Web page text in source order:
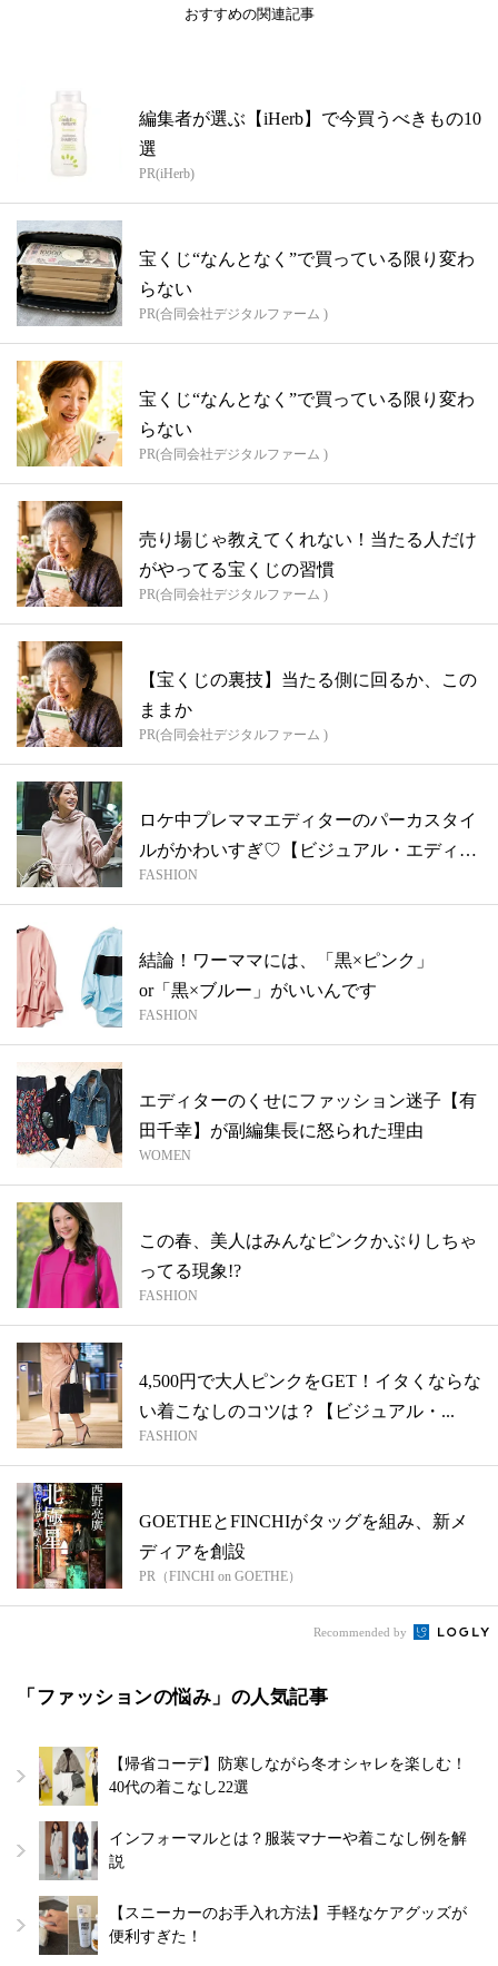
おすすめの関連記事
編集者が選ぶ【iHerb】で今買うべきもの10
選
PR(iHerb)
宝くじ“なんとなく”で買っている限り変わ
らない
PR(合同会社デジタルファーム )
宝くじ“なんとなく”で買っている限り変わ
らない
PR(合同会社デジタルファーム )
売り場じゃ教えてくれない！当たる人だけ
がやってる宝くじの習慣
PR(合同会社デジタルファーム )
【宝くじの裏技】当たる側に回るか、この
ままか
PR(合同会社デジタルファーム )
ロケ中プレママエディターのパーカスタイ
ルがかわいすぎ♡【ビジュアル・エディタ
ー望...
FASHION
結論！ワーママには、「黒×ピンク」
or「黒×ブルー」がいいんです
FASHION
エディターのくせにファッション迷子【有
田千幸】が副編集長に怒られた理由
WOMEN
この春、美人はみんなピンクかぶりしちゃ
ってる現象!?
FASHION
4,500円で大人ピンクをGET！イタくならな
い着こなしのコツは？【ビジュアル・...
FASHION
GOETHEとFINCHIがタッグを組み、新メ
ディアを創設
PR（FINCHI on GOETHE）
Recommended by
「ファッションの悩み」の人気記事
【帰省コーデ】防寒しながら冬オシャレを楽しむ！
40代の着こなし22選
インフォーマルとは？服装マナーや着こなし例を解
説
【スニーカーのお手入れ方法】手軽なケアグッズが
便利すぎた！